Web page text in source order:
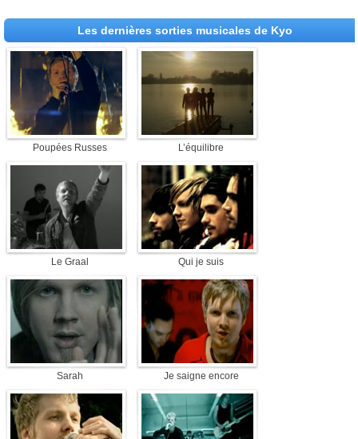
Les dernières sorties musicales de Kyo
Poupées Russes L’équilibre
Le Graal Qui je suis
Sarah Je saigne encore